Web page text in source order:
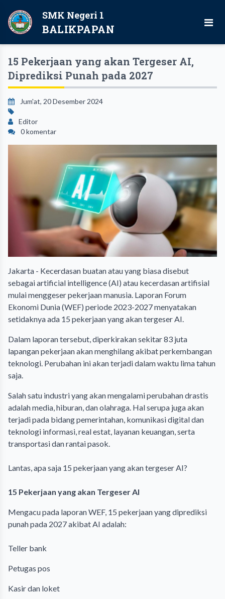
SMK Negeri 1
BALIKPAPAN
15 Pekerjaan yang akan Tergeser AI,
Diprediksi Punah pada 2027
Jum'at, 20 Desember 2024
Editor
0 komentar
Jakarta - Kecerdasan buatan atau yang biasa disebut
sebagai artificial intelligence (AI) atau kecerdasan artifisial
mulai menggeser pekerjaan manusia. Laporan Forum
Ekonomi Dunia (WEF) periode 2023-2027 menyatakan
setidaknya ada 15 pekerjaan yang akan tergeser AI.
Dalam laporan tersebut, diperkirakan sekitar 83 juta
lapangan pekerjaan akan menghilang akibat perkembangan
teknologi. Perubahan ini akan terjadi dalam waktu lima tahun
saja.
Salah satu industri yang akan mengalami perubahan drastis
adalah media, hiburan, dan olahraga. Hal serupa juga akan
terjadi pada bidang pemerintahan, komunikasi digital dan
teknologi informasi, real estat, layanan keuangan, serta
transportasi dan rantai pasok.
Lantas, apa saja 15 pekerjaan yang akan tergeser AI?
15 Pekerjaan yang akan Tergeser AI
Mengacu pada laporan WEF, 15 pekerjaan yang diprediksi
punah pada 2027 akibat AI adalah:
Teller bank
Petugas pos
Kasir dan loket